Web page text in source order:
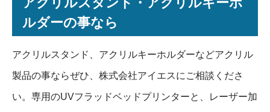
ルダーの事なら
アクリルスタンド、アクリルキーホルダーなどアクリル
製品の事ならぜひ、株式会社アイエスにご相談くださ
い。専用のUVフラッドベッドプリンターと、レーザー加